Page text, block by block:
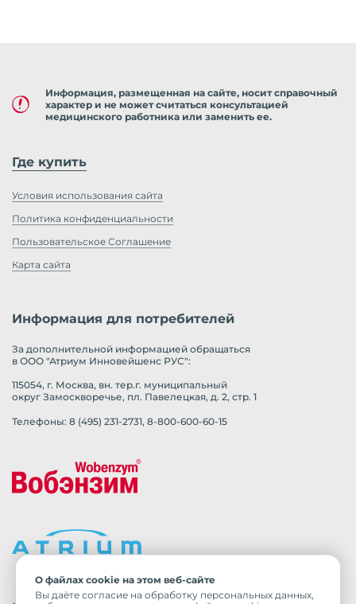
Информация, размещенная на сайте, носит справочный
характер и не может считаться консультацией
медицинского работника или заменить ее.
Где купить
Условия использования сайта
Политика конфиденциальности
Пользовательское Соглашение
Карта сайта
Информация для потребителей
За дополнительной информацией обращаться
в ООО "Атриум Инновейшенс РУС":
115054, г. Москва, вн. тер.г. муниципальный
округ Замоскворечье, пл. Павелецкая, д. 2, стр. 1
Телефоны: 8 (495) 231-2731, 8-800-600-60-15
О файлах cookie на этом веб-сайте
Вы даёте согласие на обработку персональных данных,